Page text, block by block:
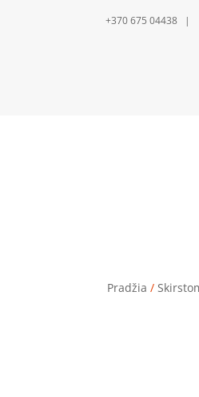
+370 675 04438 |
Pradžia /